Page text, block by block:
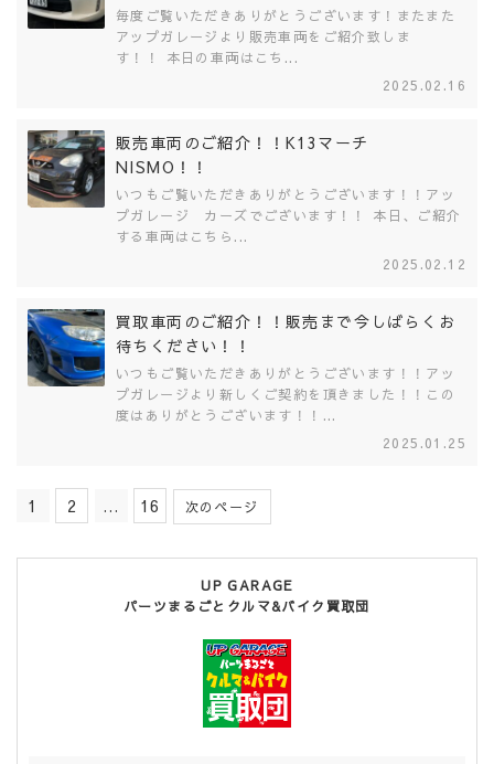
毎度ご覧いただきありがとうございます！またまた
アップガレージより販売車両をご紹介致しま
す！！ 本日の車両はこち...
2025.02.16
販売車両のご紹介！！K13マーチ
NISMO！！
いつもご覧いただきありがとうございます！！アッ
プガレージ カーズでございます！！ 本日、ご紹介
する車両はこちら...
2025.02.12
買取車両のご紹介！！販売まで今しばらくお
待ちください！！
いつもご覧いただきありがとうございます！！アッ
プガレージより新しくご契約を頂きました！！この
度はありがとうございます！！...
2025.01.25
1 2 … 16 次のページ
UP GARAGE
パーツまるごとクルマ&バイク買取団